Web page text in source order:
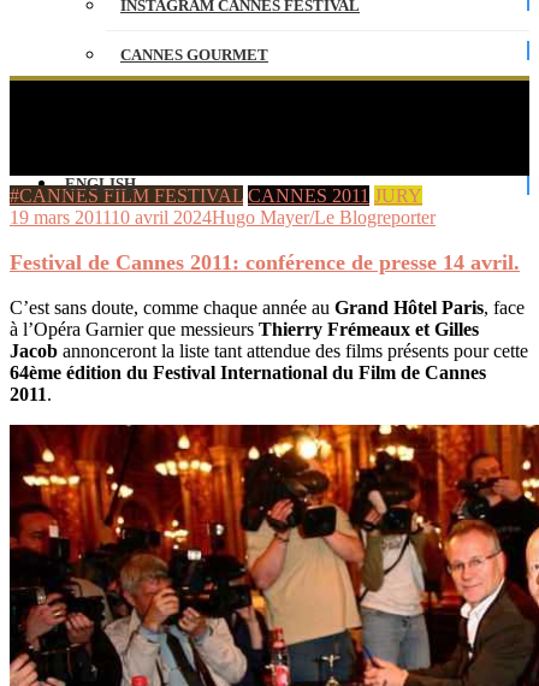
INSTAGRAM CANNES FESTIVAL
CANNES GOURMET
ENGLISH
#CANNES FILM FESTIVAL CANNES 2011 JURY
19 mars 201110 avril 2024Hugo Mayer/Le Blogreporter
Festival de Cannes 2011: conférence de presse 14 avril.
C’est sans doute, comme chaque année au Grand Hôtel Paris, face
à l’Opéra Garnier que messieurs Thierry Frémeaux et Gilles
Jacob annonceront la liste tant attendue des films présents pour cette
64ème édition du Festival International du Film de Cannes
2011.